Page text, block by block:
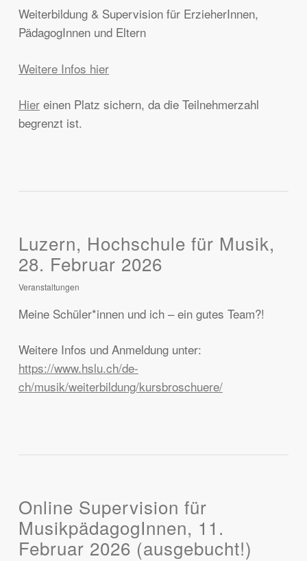
Weiterbildung & Supervision für ErzieherInnen,
PädagogInnen und Eltern
Weitere Infos hier
Hiereinen Platz sichern, da die Teilnehmerzahl
begrenzt ist.
Luzern, Hochschule für Musik,
28. Februar 2026
Veranstaltungen
Meine Schüler*innen und ich – ein gutes Team?!
Weitere Infos und Anmeldung unter:
https://www.hslu.ch/de-
ch/musik/weiterbildung/kursbroschuere/
Online Supervision für
MusikpädagogInnen, 11.
Februar 2026 (ausgebucht!)